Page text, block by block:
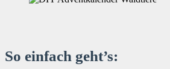
So einfach geht’s: